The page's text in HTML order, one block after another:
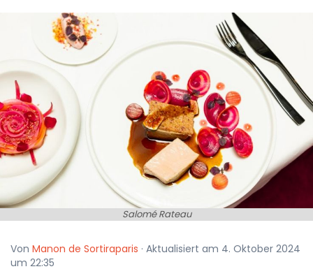
Salomé Rateau
Von Manon de Sortiraparis · Aktualisiert am 4. Oktober 2024
um 22:35